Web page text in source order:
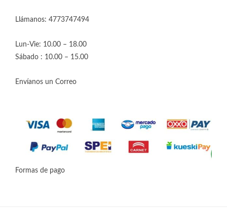
Llámanos: 4773747494
Lun-Vie: 10.00 – 18.00
Sábado : 10.00 – 15.00
Envíanos un Correo
Formas de pago